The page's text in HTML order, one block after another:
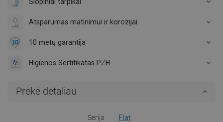
Atsparumas matinimui ir korozijai
10 metų garantija
Higienos Sertifikatas PZH
Prekė detaliau
Serija Flat